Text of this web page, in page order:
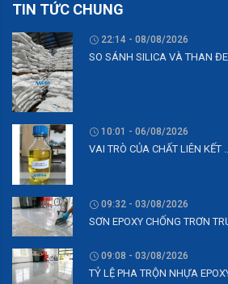
TIN TỨC CHUNG
22:14 - 08/08/2026
SO SÁNH SILICA VÀ THAN
10:01 - 06/08/2026
VAI TRÒ CỦA CHẤT LIÊN KẾT
09:32 - 03/08/2026
SƠN EPOXY CHỐNG TRƠN
09:08 - 03/08/2026
TỶ LỆ PHA TRỘN NHỰA